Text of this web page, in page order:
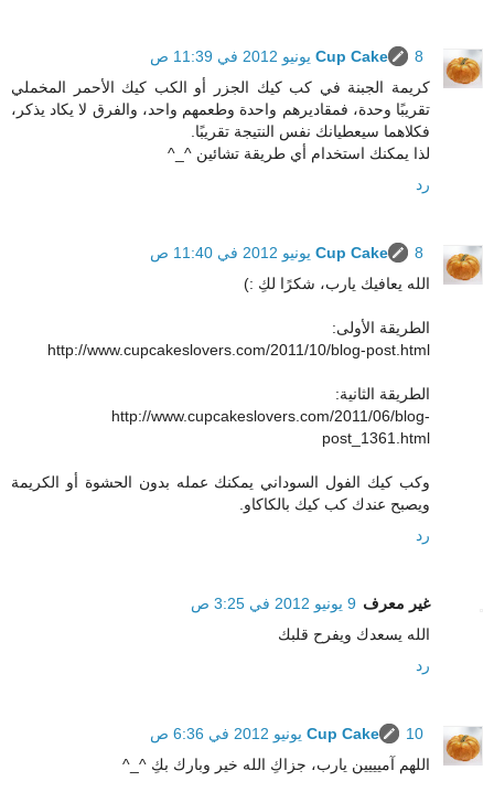
Cup Cake
8 يونيو 2012 في 11:39 ص
كريمة الجبنة في كب كيك الجزر أو الكب كيك الأحمر المخملي
تقريبًا وحدة، فمقاديرهم واحدة وطعمهم واحد، والفرق لا يكاد يذكر،
فكلاهما سيعطيانك نفس النتيجة تقريبًا.
لذا يمكنك استخدام أي طريقة تشائين ^_^
رد
Cup Cake
8 يونيو 2012 في 11:40 ص
الله يعافيك يارب، شكرًا لكِ :)
الطريقة الأولى:
http://www.cupcakeslovers.com/2011/10/blog-post.html
الطريقة الثانية:
http://www.cupcakeslovers.com/2011/06/blog-
post_1361.html
وكب كيك الفول السوداني يمكنك عمله بدون الحشوة أو الكريمة
ويصبح عندك كب كيك بالكاكاو.
رد
غير معرف 9 يونيو 2012 في 3:25 ص
الله يسعدك ويفرح قلبك
رد
Cup Cake
10 يونيو 2012 في 6:36 ص
اللهم آميييين يارب، جزاكِ الله خير وبارك بكِ ^_^